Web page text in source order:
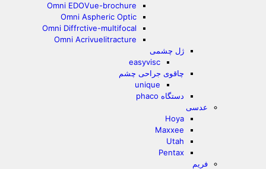
Omni EDOVue-brochure
Omni Aspheric Optic
Omni Diffrctive-multifocal
Omni Acrivuelitracture
ژل چشمی
easyvisc
چاقوی جراحی چشم
unique
دستگاه phaco
عدسی
Hoya
Maxxee
Utah
Pentax
فریم